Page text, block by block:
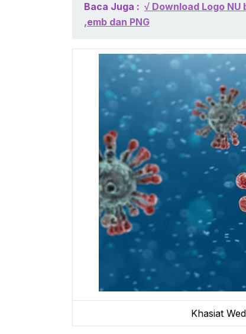
Baca Juga : √ Download Logo NU
,emb dan PNG
Khasiat